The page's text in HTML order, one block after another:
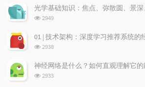
a
r
r
t
c
l
t
m
n
次
数:
光学基础知识：焦点、弥散圆、景深
浏
次
数:
2949
01 | 技术架构：深度学习推荐系统的
浏
次
数:
2938
浏
2933